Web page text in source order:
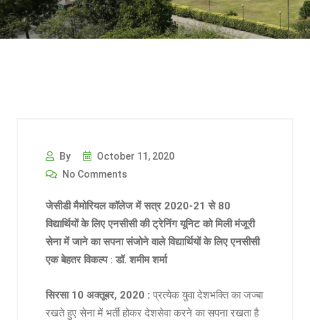
By
October 11, 2020
No Comments
जेसीडी मैमोरियल कॉलेज में सत्र 2020-21 से 80
विद्यार्थियों के लिए एनसीसी की ट्रेनिंग यूनिट को मिली मंजूरी
सेना में जाने का सपना संजोने वाले विद्यार्थियों के लिए एनसीसी
एक बेहतर विकल्प : डॉ. शमीम शर्मा
सिरसा 10 अक्तूबर, 2020 : प्रत्येक युवा देशभक्ति का जज्बा
रखते हुए सेना में भर्ती होकर देशसेवा करने का सपना रखता है